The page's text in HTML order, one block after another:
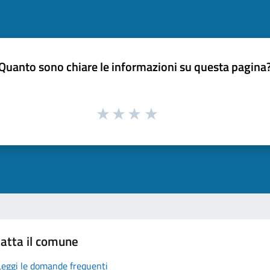
sono chiare le informazioni su questa
il comune
le domande frequenti